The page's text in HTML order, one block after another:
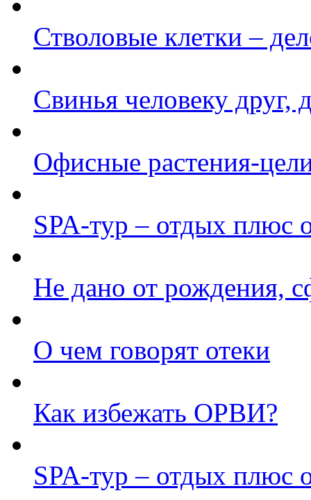
Стволовые клетки –
Свинья человеку друг,
Офисные растения-
SPA-тур – отдых плюс
Не дано от рождения,
О чем говорят отеки
Как избежать ОРВИ?
SPA-тур – отдых плюс